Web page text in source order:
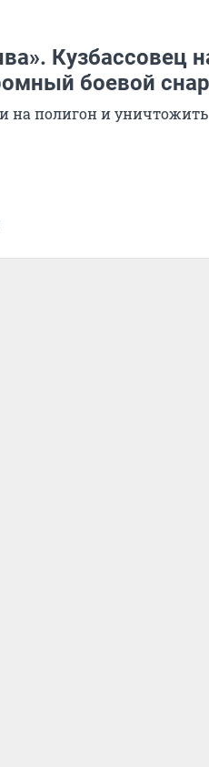
Кузбассовец
боевой
на полигон и уничтожить